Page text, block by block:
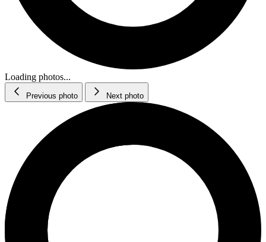
Loading photos...
Previous photo Next photo